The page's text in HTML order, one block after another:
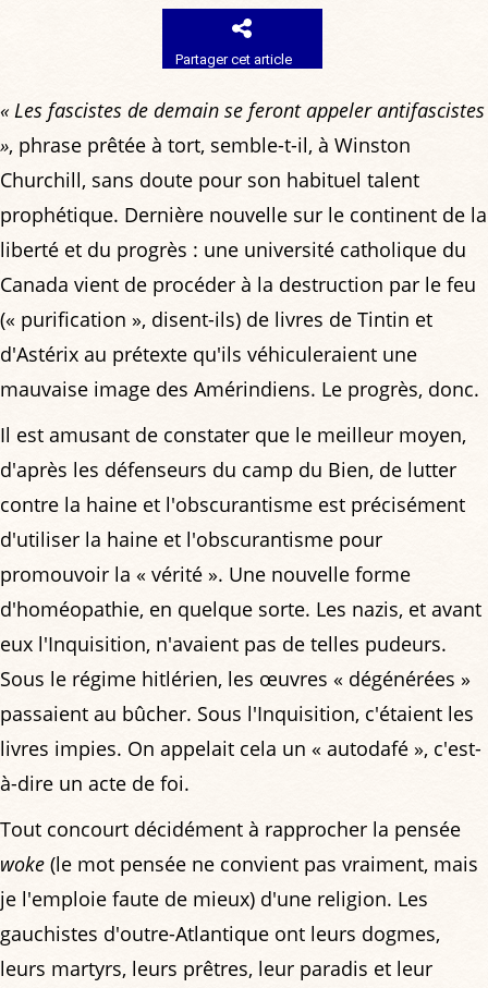
Partager cet article
« Les fascistes de demain se feront appeler antifascistes
», phrase prêtée à tort, semble-t-il, à Winston
Churchill, sans doute pour son habituel talent
prophétique. Dernière nouvelle sur le continent de la
liberté et du progrès : une université catholique du
Canada vient de procéder à la destruction par le feu
(« purification », disent-ils) de livres de Tintin et
d'Astérix au prétexte qu'ils véhiculeraient une
mauvaise image des Amérindiens. Le progrès, donc.
Il est amusant de constater que le meilleur moyen,
d'après les défenseurs du camp du Bien, de lutter
contre la haine et l'obscurantisme est précisément
d'utiliser la haine et l'obscurantisme pour
promouvoir la « vérité ». Une nouvelle forme
d'homéopathie, en quelque sorte. Les nazis, et avant
eux l'Inquisition, n'avaient pas de telles pudeurs.
Sous le régime hitlérien, les œuvres « dégénérées »
passaient au bûcher. Sous l'Inquisition, c'étaient les
livres impies. On appelait cela un « autodafé », c'est-
à-dire un acte de foi.
Tout concourt décidément à rapprocher la pensée
woke (le mot pensée ne convient pas vraiment, mais
je l'emploie faute de mieux) d'une religion. Les
gauchistes d'outre-Atlantique ont leurs dogmes,
leurs martyrs, leurs prêtres, leur paradis et leur